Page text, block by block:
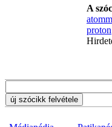
A
proton